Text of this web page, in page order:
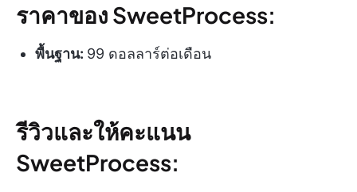
ราคาของ SweetProcess:
พื้นฐาน: 99 ดอลลาร์ต่อเดือน
รีวิวและให้คะแนน
SweetProcess: